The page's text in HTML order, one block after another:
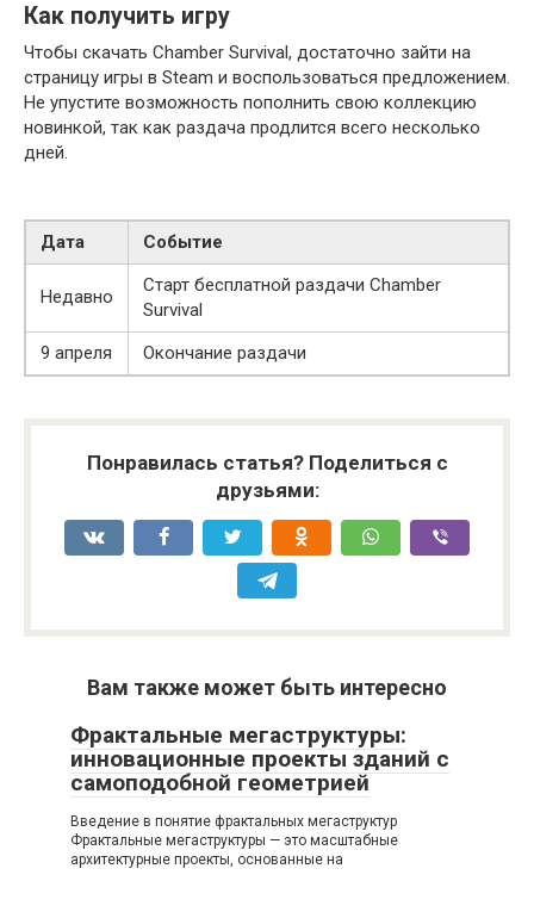
Как получить игру
Чтобы скачать Chamber Survival, достаточно зайти на
страницу игры в Steam и воспользоваться предложением.
Не упустите возможность пополнить свою коллекцию
новинкой, так как раздача продлится всего несколько
дней.
Дата Событие
Недавно
Старт бесплатной раздачи Chamber
Survival
9 апреля
Окончание раздачи
Понравилась статья? Поделиться с
друзьями:
Вам также может быть интересно
Фрактальные мегаструктуры:
инновационные проекты зданий с
самоподобной геометрией
Введение в понятие фрактальных мегаструктур
Фрактальные мегаструктуры — это масштабные
архитектурные проекты, основанные на